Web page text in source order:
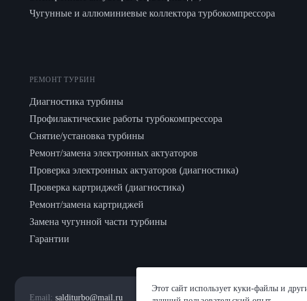
Чугунные и аллюминиевые коллектора турбокомпрессора
РЕМОНТ ТУРБИН
Диагностика турбины
Профилактические работы турбокомпрессора
Снятие/установка турбины
Ремонт/замена электронных актуаторов
Проверка электронных актуаторов (диагностика)
Проверка картриджей (диагностика)
Ремонт/замена картриджей
Замена чугунной части турбины
Гарантии
Email: salditurbo@mail.ru
Этот сайт использует куки-файлы и